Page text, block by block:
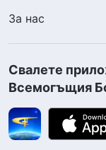
За нас
Свалете
Всемогъщия